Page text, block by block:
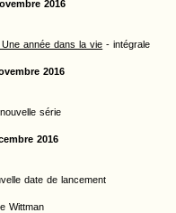
2016
année dans la vie - intégrale
2016
série
2016
date de lancement
Wittman